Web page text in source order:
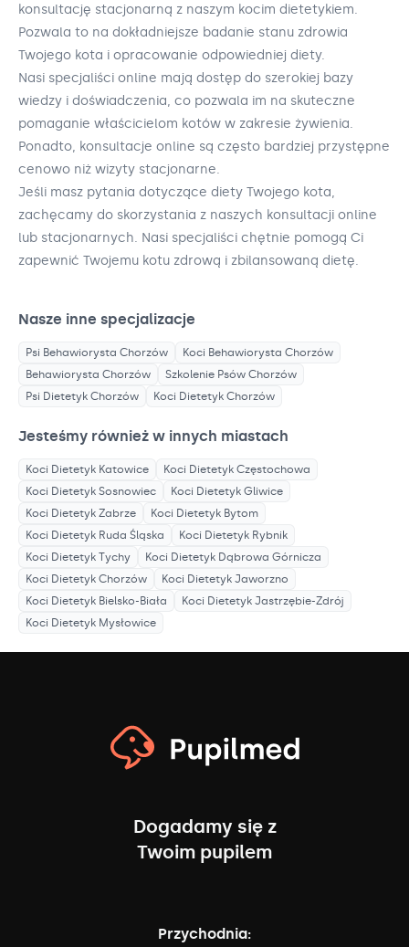
konsultację stacjonarną z naszym kocim dietetykiem.
Pozwala to na dokładniejsze badanie stanu zdrowia
Twojego kota i opracowanie odpowiedniej diety.
Nasi specjaliści online mają dostęp do szerokiej bazy
wiedzy i doświadczenia, co pozwala im na skuteczne
pomaganie właścicielom kotów w zakresie żywienia.
Ponadto, konsultacje online są często bardziej przystępne
cenowo niż wizyty stacjonarne.
Jeśli masz pytania dotyczące diety Twojego kota,
zachęcamy do skorzystania z naszych konsultacji online
lub stacjonarnych. Nasi specjaliści chętnie pomogą Ci
zapewnić Twojemu kotu zdrową i zbilansowaną dietę.
Nasze inne specjalizacje
Psi Behawiorysta Chorzów Koci Behawiorysta Chorzów
Behawiorysta Chorzów Szkolenie Psów Chorzów
Psi Dietetyk Chorzów Koci Dietetyk Chorzów
Jesteśmy również w innych miastach
Koci Dietetyk Katowice Koci Dietetyk Częstochowa
Koci Dietetyk Sosnowiec Koci Dietetyk Gliwice
Koci Dietetyk Zabrze Koci Dietetyk Bytom
Koci Dietetyk Ruda Śląska Koci Dietetyk Rybnik
Koci Dietetyk Tychy Koci Dietetyk Dąbrowa Górnicza
Koci Dietetyk Chorzów Koci Dietetyk Jaworzno
Koci Dietetyk Bielsko-Biała Koci Dietetyk Jastrzębie-Zdrój
Koci Dietetyk Mysłowice
Dogadamy się z
Twoim pupilem
Przychodnia: